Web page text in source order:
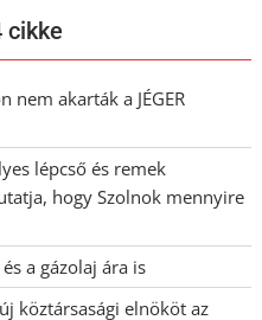
cikke
nem akarták a JÉGER
lépcső és remek
hogy Szolnok mennyire
a gázolaj ára is
köztársasági elnököt az